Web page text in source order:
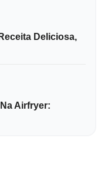
Deliciosa,
Airfryer: